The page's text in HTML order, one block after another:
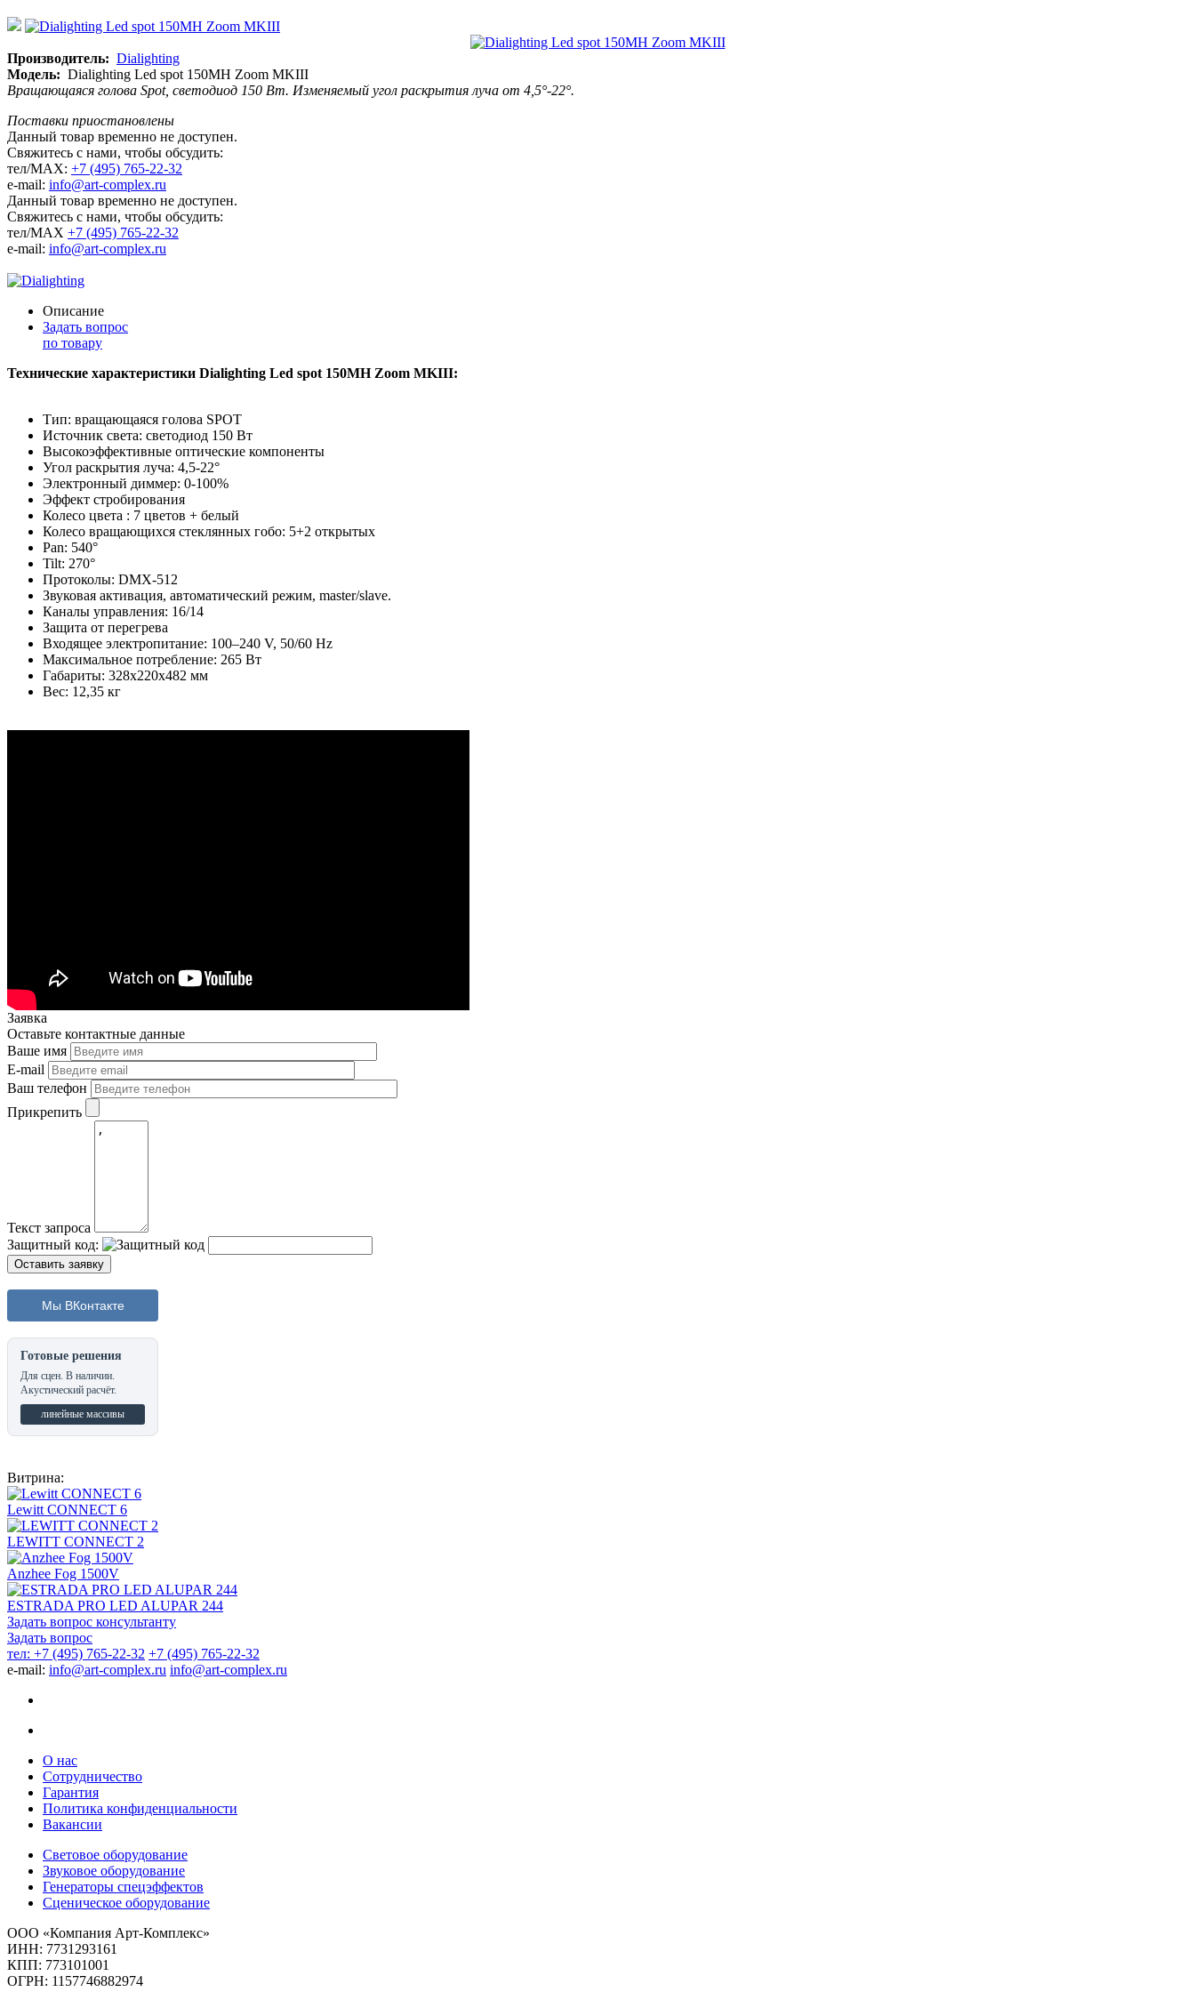
Производитель: Dialighting
Модель: Dialighting Led spot 150MH Zoom MKIII
Вращающаяся голова Spot, светодиод 150 Вт. Изменяемый угол раскрытия луча от 4,5°-22°.
Поставки приостановлены
Данный товар временно не доступен.
Свяжитесь с нами, чтобы обсудить:
тел/MAX: +7 (495) 765-22-32
e-mail: info@art-complex.ru
Данный товар временно не доступен.
Свяжитесь с нами, чтобы обсудить:
тел/MAX +7 (495) 765-22-32
e-mail: info@art-complex.ru
Описание
Задать вопрос
по товару
Технические характеристики Dialighting Led spot 150MH Zoom MKIII:
Тип: вращающаяся голова SPOT
Источник света: светодиод 150 Вт
Высокоэффективные оптические компоненты
Угол раскрытия луча: 4,5-22°
Электронный диммер: 0-100%
Эффект стробирования
Колесо цвета : 7 цветов + белый
Колесо вращающихся стеклянных гобо: 5+2 открытых
Pan: 540°
Tilt: 270°
Протоколы: DMX-512
Звуковая активация, автоматический режим, master/slave.
Каналы управления: 16/14
Защита от перегрева
Входящее электропитание: 100–240 V, 50/60 Hz
Максимальное потребление: 265 Вт
Габариты: 328x220x482 мм
Вес: 12,35 кг
Заявка
Оставьте контактные данные
Ваше имя
E-mail
Ваш телефон
Прикрепить
Текст запроса
Защитный код:
Мы ВКонтакте
Готовые решения
Для сцен. В наличии.
Акустический расчёт.
линейные массивы
Витрина:
Lewitt CONNECT 6
LEWITT CONNECT 2
Anzhee Fog 1500V
ESTRADA PRO LED ALUPAR 244
Задать вопрос консультанту
Задать вопрос
тел: +7 (495) 765-22-32 +7 (495) 765-22-32
e-mail: info@art-complex.ru info@art-complex.ru
О нас
Сотрудничество
Гарантия
Политика конфиденциальности
Вакансии
Световое оборудование
Звуковое оборудование
Генераторы спецэффектов
Сценическое оборудование
ООО «Компания Арт-Комплекс»
ИНН: 7731293161
КПП: 773101001
ОГРН: 1157746882974